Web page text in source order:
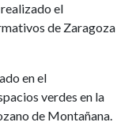
el
de Zaragoza
en el
verdes en la
de Montañana.